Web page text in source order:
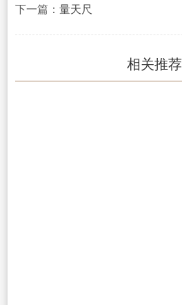
下一篇： 量天尺
相关推荐